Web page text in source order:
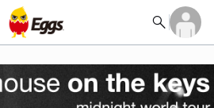
search